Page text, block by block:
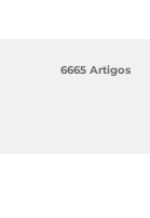
6665 Artigos